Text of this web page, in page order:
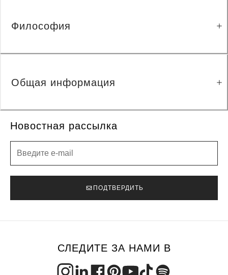
Новостная рассылка
ПОДТВЕРДИТЬ
Философия
Общая информация
СЛЕДИТЕ ЗА НАМИ В